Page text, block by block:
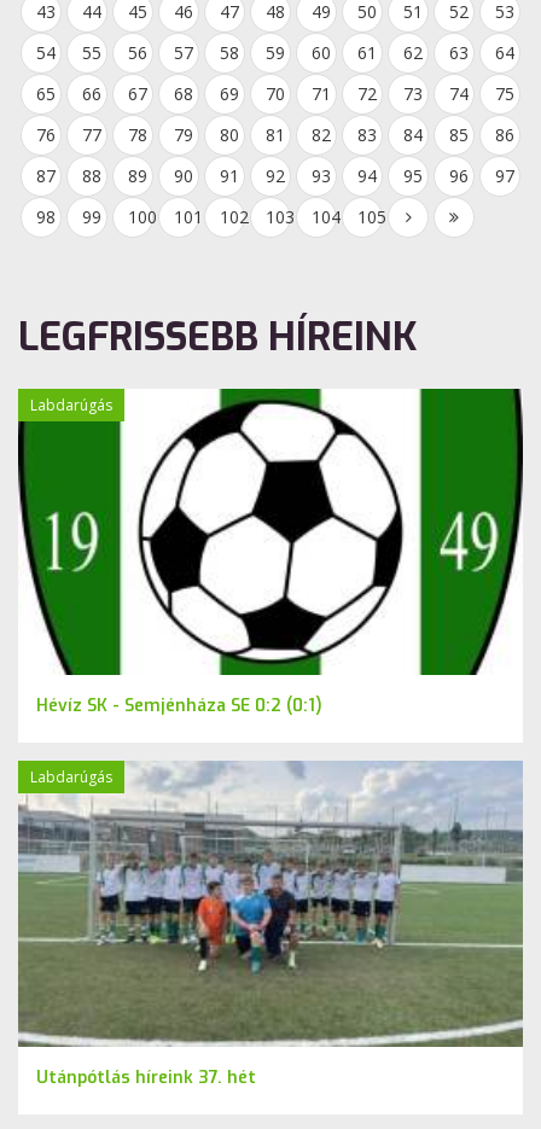
43
44 45 46 47 48 49 50 51 52
53
54
55 56 57 58 59 60 61 62 63
64
65
66 67 68 69 70 71 72 73 74
75
76
77 78 79 80 81 82 83 84 85
86
87
88 89 90 91 92 93 94 95 96
97
98
99 100 101 102 103 104 105
LEGFRISSEBB HÍREINK
Labdarúgás
Hévíz SK - Semjénháza SE 0:2 (0:1)
Labdarúgás
Utánpótlás híreink 37. hét